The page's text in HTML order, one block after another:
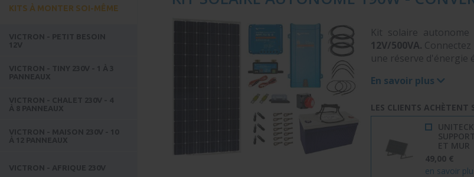
KITS À MONTER SOI-MÊME
Kit solaire autonome
12V/500VA. Connectez
une réserve d'énergie
En savoir plus
LES CLIENTS ACHÈTENT
ET MUR
49,00 €
en savoir